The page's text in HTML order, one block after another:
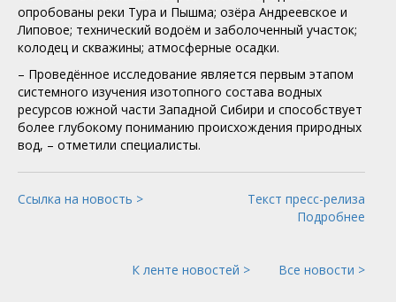
опробованы реки Тура и Пышма; озёра Андреевское и
Липовое; технический водоём и заболоченный участок;
колодец и скважины; атмосферные осадки.
– Проведённое исследование является первым этапом
системного изучения изотопного состава водных
ресурсов южной части Западной Сибири и способствует
более глубокому пониманию происхождения природных
вод, – отметили специалисты.
Ссылка на новость >
Текст пресс-релиза
Подробнее
К ленте новостей > Все новости >